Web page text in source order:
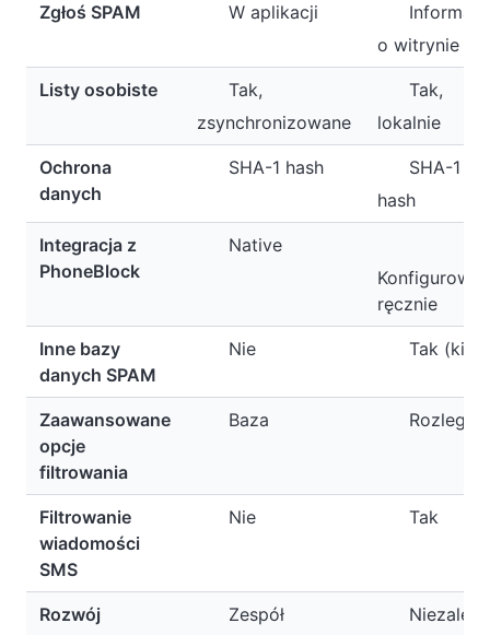
Zgłoś SPAM W aplikacji
o witrynie
Listy osobiste
Tak,
zsynchronizowane
Tak,
lokalnie
Ochrona
danych
SHA-1 hash
SHA-1
hash
Integracja z
PhoneBlock
Native
ręcznie
Inne bazy
danych SPAM
Nie Tak
Zaawansowane
opcje
filtrowania
Baza Rozległy
Filtrowanie
wiadomości
SMS
Nie Tak
Rozwój
Zespół